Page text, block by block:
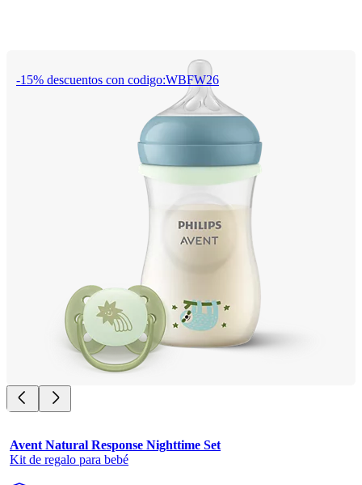
-15% descuentos con codigo:WBFW26
Avent Natural Response Nighttime Set
Kit de regalo para bebé